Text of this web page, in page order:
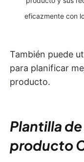
eficazmente con
También puede
para planificar
producto.
Plantilla
producto